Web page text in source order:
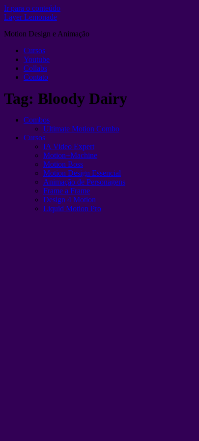
Ir para o conteúdo
Layer Lemonade
Motion Design e Animação
Cursos
Youtube
Collabs
Contato
Tag: Bloody Dairy
Combos
Ultimate Motion Combo
Cursos
IA Video Expert
Motion+Machine
Motion Boss
Motion Design Essencial
Animação de Personagens
Frame a Frame
Design 4 Motion
Liquid Motion Pro